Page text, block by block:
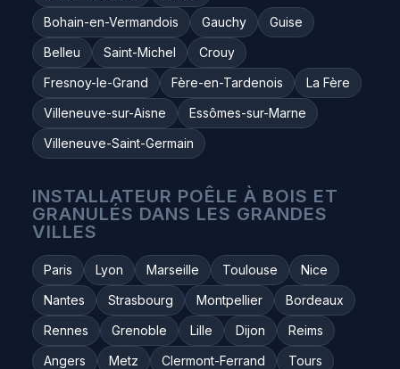
Bohain-en-Vermandois
Gauchy
Guise
Belleu
Saint-Michel
Crouy
Fresnoy-le-Grand
Fère-en-Tardenois
La Fère
Villeneuve-sur-Aisne
Essômes-sur-Marne
Villeneuve-Saint-Germain
INSTALLATEUR POÊLE À BOIS ET
GRANULÉS DANS LES GRANDES
VILLES
Paris Lyon Marseille Toulouse
Nice
Nantes
Strasbourg Montpellier
Bordeaux
Rennes
Grenoble Lille Dijon
Reims
Angers
Metz Clermont-Ferrand
Tours